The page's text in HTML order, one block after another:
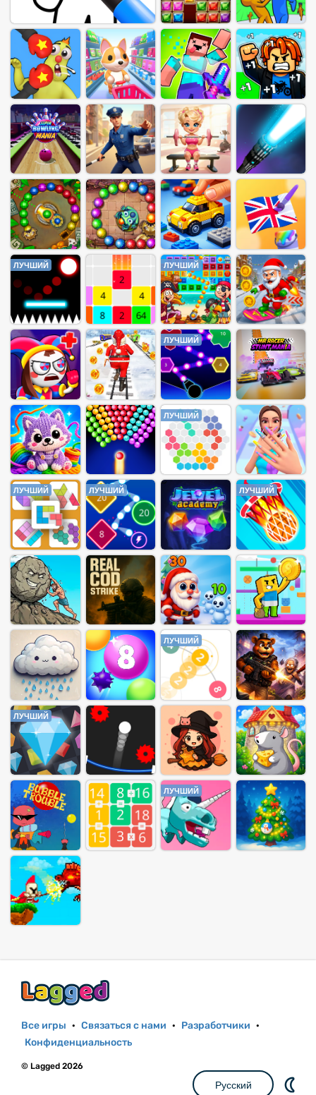
ЛУЧШИЙ ЛУЧШИЙ
ЛУЧШИЙ
ЛУЧШИЙ
ЛУЧШИЙ ЛУЧШИЙ ЛУЧШИЙ
ЛУЧШИЙ
ЛУЧШИЙ
ЛУЧШИЙ
Все игры · Связаться с нами · Разработчики ·
Конфиденциальность
© Lagged 2026
Русский